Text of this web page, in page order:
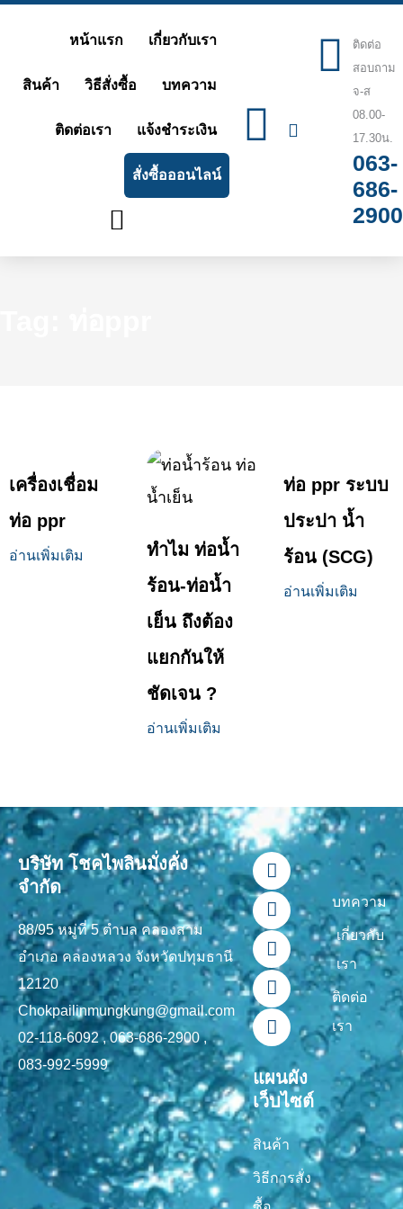
content
หน้าแรก เกี่ยวกับเรา
สินค้า วิธีสั่งซื้อ บทความ
ติดต่อเรา แจ้งชำระเงิน
สั่งซื้อออนไลน์
ติดต่อ
สอบถาม
จ-ส
08.00-
17.30น.
063-
686-
2900
เครื่องเชื่อม
ท่อ ppr
อ่านเพิ่มเติม
ทำไม ท่อน้ำ
ร้อน-ท่อน้ำ
เย็น ถึงต้อง
แยกกันให้
ชัดเจน ?
อ่านเพิ่มเติม
ท่อ ppr ระบบ
ประปา น้ำ
ร้อน (SCG)
อ่านเพิ่มเติม
บริษัท โชคไพลินมั่งคั่ง
จำกัด
88/95 หมู่ที่ 5 ตำบล คลองสาม
อำเภอ คลองหลวง จังหวัดปทุมธานี
12120
Chokpailinmungkung@gmail.com
02-118-6092 , 063-686-2900 ,
083-992-5999
F
a
c
e
b
o
o
k
-
f
L
i
n
e
Y
o
u
t
u
b
e
T
i
k
t
o
k
I
n
s
t
a
g
r
a
m
แผนผัง
เว็บไซต์
สินค้า
วิธีการสั่ง
บทความ
เกี่ยวกับ
เรา
ติดต่อ
เรา